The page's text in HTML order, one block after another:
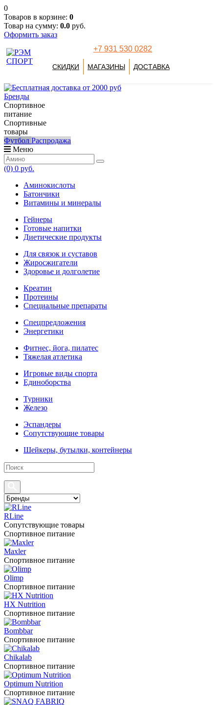
0
Товаров в корзине: 0
Товар на сумму: 0.0 руб.
Оформить заказ
+7 931 530 0282
СКИДКИ МАГАЗИНЫ ДОСТАВКА
Бренды
Спортивное
питание
Спортивные
товары
Футбол Распродажа
Меню
(0) 0 руб.
Аминокислоты
Батончики
Витамины и минералы
Гейнеры
Готовые напитки
Диетические продукты
Для связок и суставов
Жиросжигатели
Здоровье и долголетие
Креатин
Протеины
Специальные препараты
Спецпредложения
Энергетики
Фитнес, йога, пилатес
Тяжелая атлетика
Игровые виды спорта
Единоборства
Турники
Железо
Эспандеры
Сопутствующие товары
Шейкеры, бутылки, контейнеры
RLine
Сопутствующие товары
Спортивное питание
Maxler
Спортивное питание
Olimp
Спортивное питание
HX Nutrition
Спортивное питание
Bombbar
Спортивное питание
Chikalab
Спортивное питание
Optimum Nutrition
Спортивное питание